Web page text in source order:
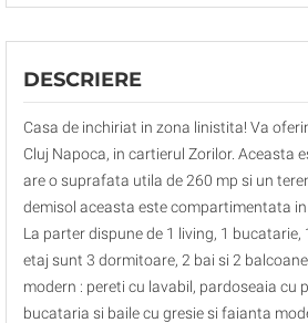
DESCRIERE
Casa de inchiriat in zona linistita! Va
Cluj Napoca, in cartierul Zorilor. Aceasta
are o suprafata utila de 260 mp si un
demisol aceasta este compartimentata in
La parter dispune de 1 living, 1 bucatarie,
etaj sunt 3 dormitoare, 2 bai si 2
modern : pereti cu lavabil, pardoseaia cu
bucataria si baile cu gresie si faianta